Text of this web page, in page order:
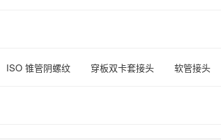
ISO 锥管阴螺纹 穿板双卡套接头 软管接头